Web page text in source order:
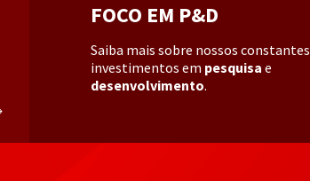
FOCO EM P&D
Saiba mais sobre nossos constantes
investimentos em pesquisa e
desenvolvimento.